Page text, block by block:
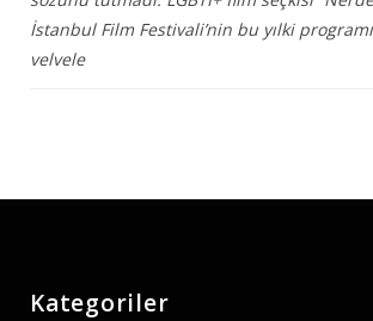
İstanbul Film Festivali’nin bu yılki
velvele
Kategoriler